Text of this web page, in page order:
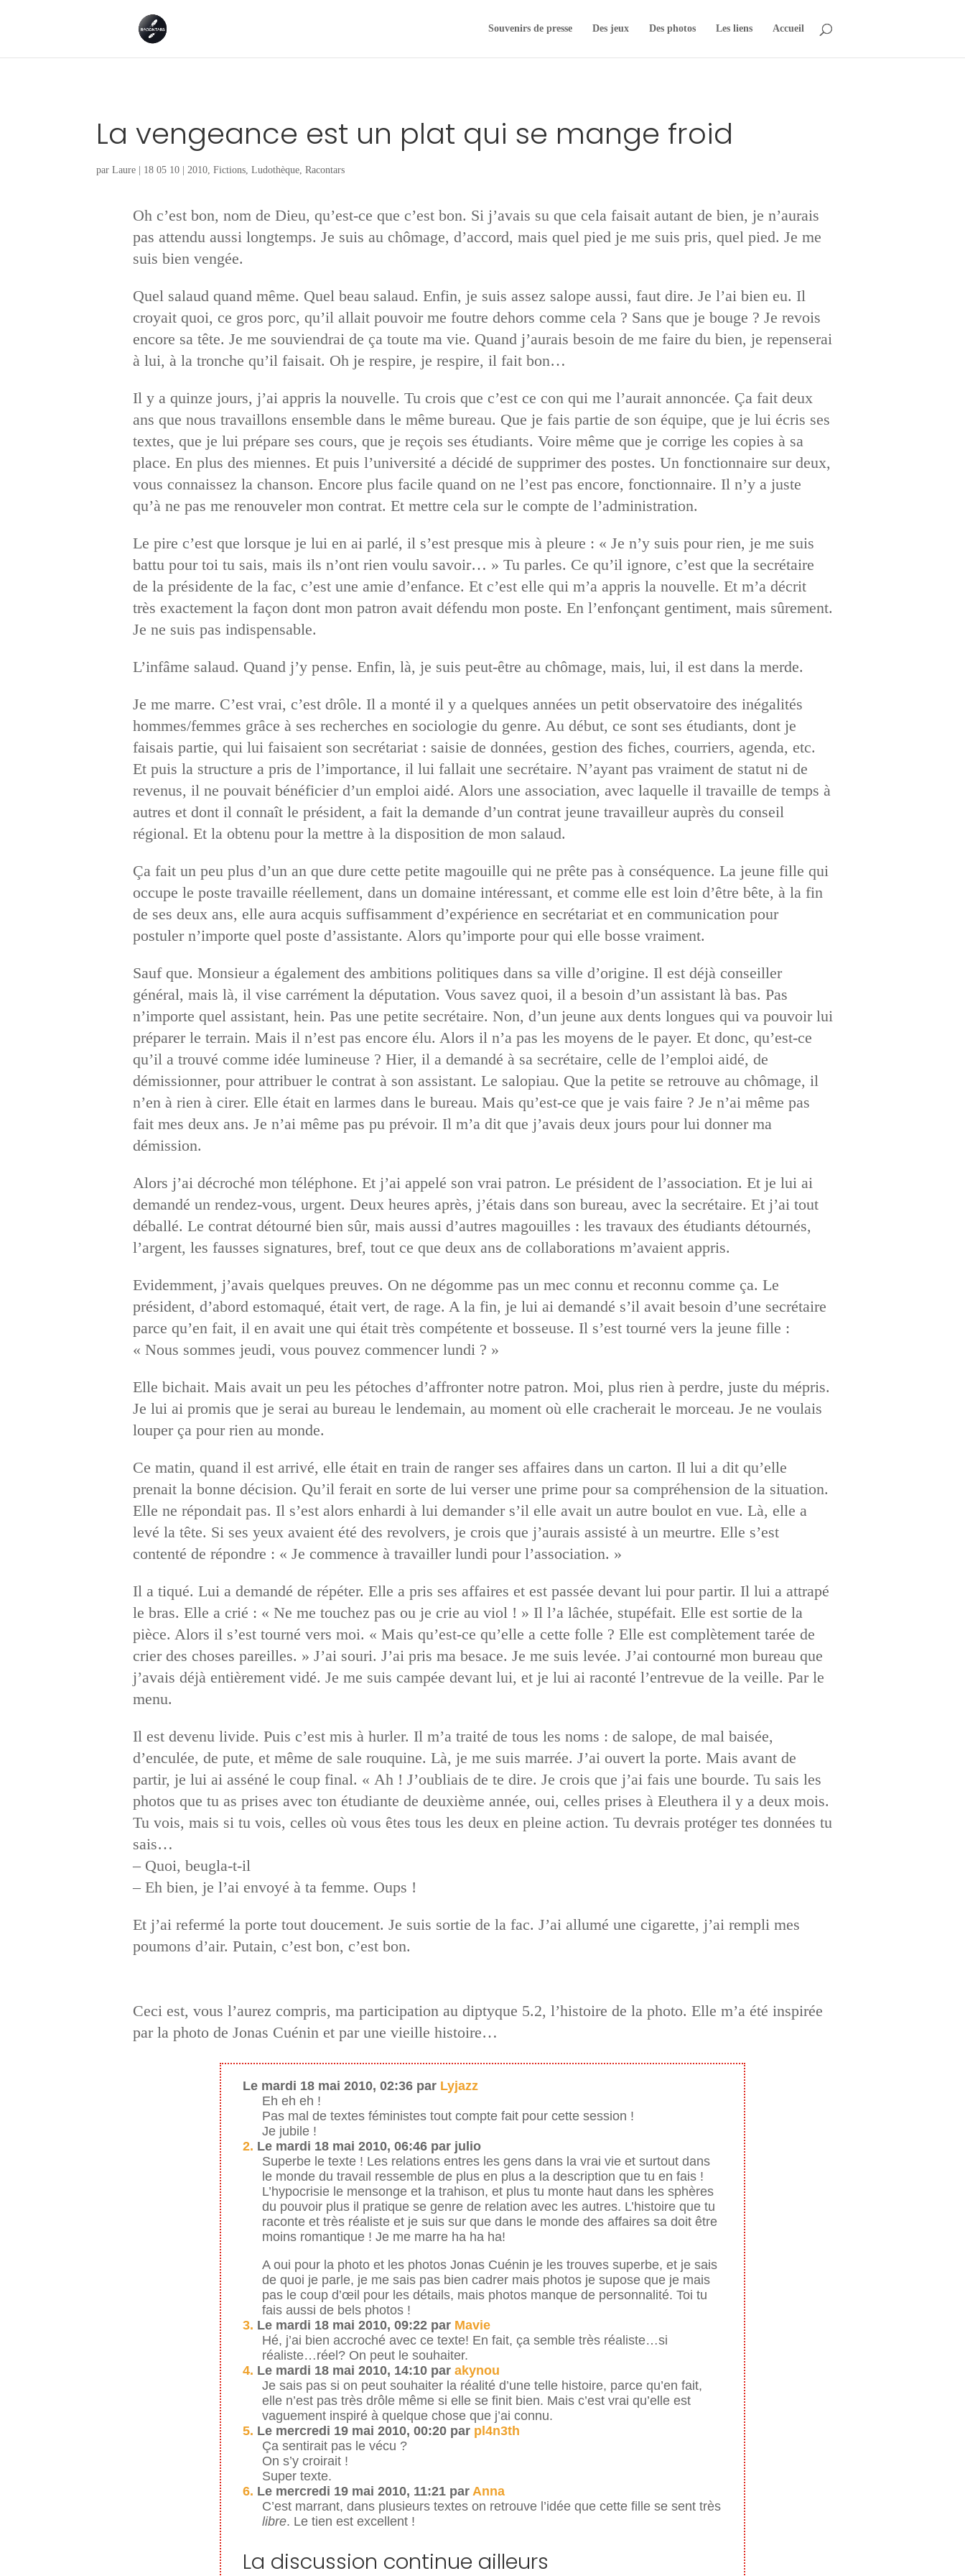
Souvenirs de presse Des jeux Des photos Les liens Accueil
La vengeance est un plat qui se mange froid
parLaure | 18 05 10 | 2010 ,Fictions ,Ludothèque ,Racontars
Oh c’est bon, nom de Dieu, qu’est-ce que c’est bon. Si j’avais su que cela faisait autant de bien, je n’aurais
pas attendu aussi longtemps. Je suis au chômage, d’accord, mais quel pied je me suis pris, quel pied. Je me
suis bien vengée.
Quel salaud quand même. Quel beau salaud. Enfin, je suis assez salope aussi, faut dire. Je l’ai bien eu. Il
croyait quoi, ce gros porc, qu’il allait pouvoir me foutre dehors comme cela ? Sans que je bouge ? Je revois
encore sa tête. Je me souviendrai de ça toute ma vie. Quand j’aurais besoin de me faire du bien, je repenserai
à lui, à la tronche qu’il faisait. Oh je respire, je respire, il fait bon…
Il y a quinze jours, j’ai appris la nouvelle. Tu crois que c’est ce con qui me l’aurait annoncée. Ça fait deux
ans que nous travaillons ensemble dans le même bureau. Que je fais partie de son équipe, que je lui écris ses
textes, que je lui prépare ses cours, que je reçois ses étudiants. Voire même que je corrige les copies à sa
place. En plus des miennes. Et puis l’université a décidé de supprimer des postes. Un fonctionnaire sur deux,
vous connaissez la chanson. Encore plus facile quand on ne l’est pas encore, fonctionnaire. Il n’y a juste
qu’à ne pas me renouveler mon contrat. Et mettre cela sur le compte de l’administration.
Le pire c’est que lorsque je lui en ai parlé, il s’est presque mis à pleure : « Je n’y suis pour rien, je me suis
battu pour toi tu sais, mais ils n’ont rien voulu savoir… » Tu parles. Ce qu’il ignore, c’est que la secrétaire
de la présidente de la fac, c’est une amie d’enfance. Et c’est elle qui m’a appris la nouvelle. Et m’a décrit
très exactement la façon dont mon patron avait défendu mon poste. En l’enfonçant gentiment, mais sûrement.
Je ne suis pas indispensable.
L’infâme salaud. Quand j’y pense. Enfin, là, je suis peut-être au chômage, mais, lui, il est dans la merde.
Je me marre. C’est vrai, c’est drôle. Il a monté il y a quelques années un petit observatoire des inégalités
hommes/femmes grâce à ses recherches en sociologie du genre. Au début, ce sont ses étudiants, dont je
faisais partie, qui lui faisaient son secrétariat : saisie de données, gestion des fiches, courriers, agenda, etc.
Et puis la structure a pris de l’importance, il lui fallait une secrétaire. N’ayant pas vraiment de statut ni de
revenus, il ne pouvait bénéficier d’un emploi aidé. Alors une association, avec laquelle il travaille de temps à
autres et dont il connaît le président, a fait la demande d’un contrat jeune travailleur auprès du conseil
régional. Et la obtenu pour la mettre à la disposition de mon salaud.
Ça fait un peu plus d’un an que dure cette petite magouille qui ne prête pas à conséquence. La jeune fille qui
occupe le poste travaille réellement, dans un domaine intéressant, et comme elle est loin d’être bête, à la fin
de ses deux ans, elle aura acquis suffisamment d’expérience en secrétariat et en communication pour
postuler n’importe quel poste d’assistante. Alors qu’importe pour qui elle bosse vraiment.
Sauf que. Monsieur a également des ambitions politiques dans sa ville d’origine. Il est déjà conseiller
général, mais là, il vise carrément la députation. Vous savez quoi, il a besoin d’un assistant là bas. Pas
n’importe quel assistant, hein. Pas une petite secrétaire. Non, d’un jeune aux dents longues qui va pouvoir lui
préparer le terrain. Mais il n’est pas encore élu. Alors il n’a pas les moyens de le payer. Et donc, qu’est-ce
qu’il a trouvé comme idée lumineuse ? Hier, il a demandé à sa secrétaire, celle de l’emploi aidé, de
démissionner, pour attribuer le contrat à son assistant. Le salopiau. Que la petite se retrouve au chômage, il
n’en à rien à cirer. Elle était en larmes dans le bureau. Mais qu’est-ce que je vais faire ? Je n’ai même pas
fait mes deux ans. Je n’ai même pas pu prévoir. Il m’a dit que j’avais deux jours pour lui donner ma
démission.
Alors j’ai décroché mon téléphone. Et j’ai appelé son vrai patron. Le président de l’association. Et je lui ai
demandé un rendez-vous, urgent. Deux heures après, j’étais dans son bureau, avec la secrétaire. Et j’ai tout
déballé. Le contrat détourné bien sûr, mais aussi d’autres magouilles : les travaux des étudiants détournés,
l’argent, les fausses signatures, bref, tout ce que deux ans de collaborations m’avaient appris.
Evidemment, j’avais quelques preuves. On ne dégomme pas un mec connu et reconnu comme ça. Le
président, d’abord estomaqué, était vert, de rage. A la fin, je lui ai demandé s’il avait besoin d’une secrétaire
parce qu’en fait, il en avait une qui était très compétente et bosseuse. Il s’est tourné vers la jeune fille :
« Nous sommes jeudi, vous pouvez commencer lundi ? »
Elle bichait. Mais avait un peu les pétoches d’affronter notre patron. Moi, plus rien à perdre, juste du mépris.
Je lui ai promis que je serai au bureau le lendemain, au moment où elle cracherait le morceau. Je ne voulais
louper ça pour rien au monde.
Ce matin, quand il est arrivé, elle était en train de ranger ses affaires dans un carton. Il lui a dit qu’elle
prenait la bonne décision. Qu’il ferait en sorte de lui verser une prime pour sa compréhension de la situation.
Elle ne répondait pas. Il s’est alors enhardi à lui demander s’il elle avait un autre boulot en vue. Là, elle a
levé la tête. Si ses yeux avaient été des revolvers, je crois que j’aurais assisté à un meurtre. Elle s’est
contenté de répondre : « Je commence à travailler lundi pour l’association. »
Il a tiqué. Lui a demandé de répéter. Elle a pris ses affaires et est passée devant lui pour partir. Il lui a attrapé
le bras. Elle a crié : « Ne me touchez pas ou je crie au viol ! » Il l’a lâchée, stupéfait. Elle est sortie de la
pièce. Alors il s’est tourné vers moi. « Mais qu’est-ce qu’elle a cette folle ? Elle est complètement tarée de
crier des choses pareilles. » J’ai souri. J’ai pris ma besace. Je me suis levée. J’ai contourné mon bureau que
j’avais déjà entièrement vidé. Je me suis campée devant lui, et je lui ai raconté l’entrevue de la veille. Par le
menu.
Il est devenu livide. Puis c’est mis à hurler. Il m’a traité de tous les noms : de salope, de mal baisée,
d’enculée, de pute, et même de sale rouquine. Là, je me suis marrée. J’ai ouvert la porte. Mais avant de
partir, je lui ai asséné le coup final. « Ah ! J’oubliais de te dire. Je crois que j’ai fais une bourde. Tu sais les
photos que tu as prises avec ton étudiante de deuxième année, oui, celles prises à Eleuthera il y a deux mois.
Tu vois, mais si tu vois, celles où vous êtes tous les deux en pleine action. Tu devrais protéger tes données tu
sais…
– Quoi, beugla-t-il
– Eh bien, je l’ai envoyé à ta femme. Oups !
Et j’ai refermé la porte tout doucement. Je suis sortie de la fac. J’ai allumé une cigarette, j’ai rempli mes
poumons d’air. Putain, c’est bon, c’est bon.
Ceci est, vous l’aurez compris, ma participation au diptyque 5.2, l’histoire de la photo. Elle m’a été inspirée
par la photo de Jonas Cuénin et par une vieille histoire…
Le mardi 18 mai 2010, 02:36 par Lyjazz
Eh eh eh !
Pas mal de textes féministes tout compte fait pour cette session !
Je jubile !
2. Le mardi 18 mai 2010, 06:46 par julio
Superbe le texte ! Les relations entres les gens dans la vrai vie et surtout dans
le monde du travail ressemble de plus en plus a la description que tu en fais !
L’hypocrisie le mensonge et la trahison, et plus tu monte haut dans les sphères
du pouvoir plus il pratique se genre de relation avec les autres. L’histoire que tu
raconte et très réaliste et je suis sur que dans le monde des affaires sa doit être
moins romantique ! Je me marre ha ha ha!
A oui pour la photo et les photos Jonas Cuénin je les trouves superbe, et je sais
de quoi je parle, je me sais pas bien cadrer mais photos je supose que je mais
pas le coup d’œil pour les détails, mais photos manque de personnalité. Toi tu
fais aussi de bels photos !
3. Le mardi 18 mai 2010, 09:22 par Mavie
Hé, j’ai bien accroché avec ce texte! En fait, ça semble très réaliste…si
réaliste…réel? On peut le souhaiter.
4. Le mardi 18 mai 2010, 14:10 parakynou
Je sais pas si on peut souhaiter la réalité d’une telle histoire, parce qu’en fait,
elle n’est pas très drôle même si elle se finit bien. Mais c’est vrai qu’elle est
vaguement inspiré à quelque chose que j’ai connu.
5. Le mercredi 19 mai 2010, 00:20 par pl4n3th
Ça sentirait pas le vécu ?
On s’y croirait !
Super texte.
6. Le mercredi 19 mai 2010, 11:21 parAnna
C’est marrant, dans plusieurs textes on retrouve l’idée que cette fille se sent très
libre. Le tien est excellent !
La discussion continue ailleurs